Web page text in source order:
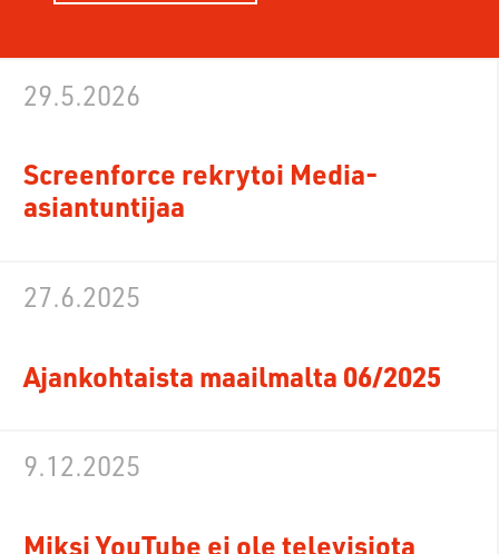
Screenforce rekrytoi Media-
asiantuntijaa
29.5.2026
Ajankohtaista maailmalta 06/2025
27.6.2025
Miksi YouTube ei ole televisiota
9.12.2025